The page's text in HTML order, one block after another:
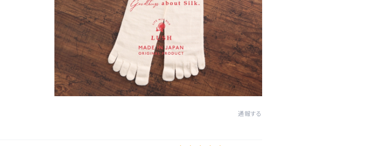
通報する